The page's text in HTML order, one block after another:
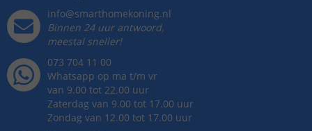
info@smarthomekoning.nl
Binnen 24 uur antwoord,
meestal sneller!
073 704 11 00
Whatsapp op ma t/m vr
van 9.00 tot 22.00 uur
Zaterdag van 9.00 tot 17.00 uur
Zondag van 12.00 tot 17.00 uur